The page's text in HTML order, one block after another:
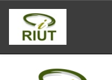
Skip
navigation